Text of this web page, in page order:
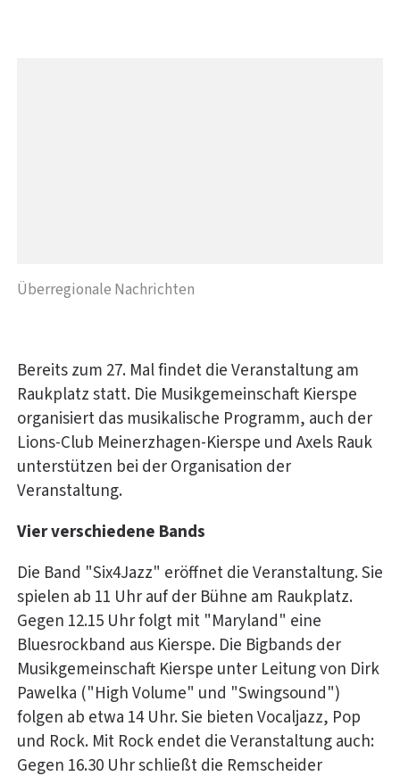
Überregionale Nachrichten
Bereits zum 27. Mal findet die Veranstaltung am
Raukplatz statt. Die Musikgemeinschaft Kierspe
organisiert das musikalische Programm, auch der
Lions-Club Meinerzhagen-Kierspe und Axels Rauk
unterstützen bei der Organisation der
Veranstaltung.
Vier verschiedene Bands
Die Band "Six4Jazz" eröffnet die Veranstaltung. Sie
spielen ab 11 Uhr auf der Bühne am Raukplatz.
Gegen 12.15 Uhr folgt mit "Maryland" eine
Bluesrockband aus Kierspe. Die Bigbands der
Musikgemeinschaft Kierspe unter Leitung von Dirk
Pawelka ("High Volume" und "Swingsound")
folgen ab etwa 14 Uhr. Sie bieten Vocaljazz, Pop
und Rock. Mit Rock endet die Veranstaltung auch:
Gegen 16.30 Uhr schließt die Remscheider